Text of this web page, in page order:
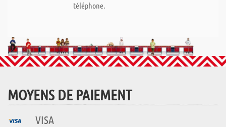
téléphone.
MOYENS DE PAIEMENT
VISA